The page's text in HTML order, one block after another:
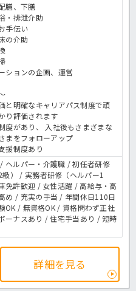
膳、下膳
・排泄介助
手伝い
の介助
ションの企画、運営
と明確なキャリアパス制度で頑
り評価されます
度があり、 入社後もさまざまな
まをフォローアップ
援制度あり
ヘルパー・介護職 / 初任者研修
級） / 実務者研修（ヘルパー1
免許歓迎 / 女性活躍 / 高給与・高
め / 充実の手当 / 年間休日110日
OK / 無資格OK / 資格問わず正社
ーナスあり / 住宅手当あり / 短時
詳細を見る